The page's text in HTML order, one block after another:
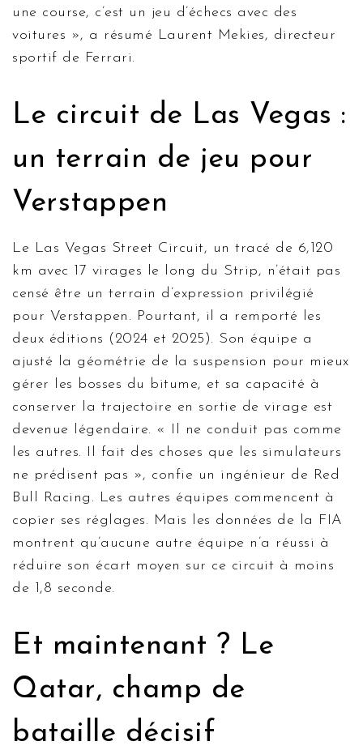
une course, c’est un jeu d’échecs avec des
voitures », a résumé Laurent Mekies, directeur
sportif de Ferrari.
Le circuit de Las Vegas :
un terrain de jeu pour
Verstappen
Le Las Vegas Street Circuit, un tracé de 6,120
km avec 17 virages le long du Strip, n’était pas
censé être un terrain d’expression privilégié
pour Verstappen. Pourtant, il a remporté les
deux éditions (2024 et 2025). Son équipe a
ajusté la géométrie de la suspension pour mieux
gérer les bosses du bitume, et sa capacité à
conserver la trajectoire en sortie de virage est
devenue légendaire. « Il ne conduit pas comme
les autres. Il fait des choses que les simulateurs
ne prédisent pas », confie un ingénieur de Red
Bull Racing . Les autres équipes commencent à
copier ses réglages. Mais les données de la FIA
montrent qu’aucune autre équipe n’a réussi à
réduire son écart moyen sur ce circuit à moins
de 1,8 seconde.
Et maintenant ? Le
Qatar, champ de
bataille décisif